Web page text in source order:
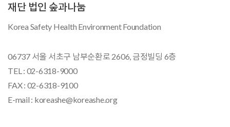
재단 법인 숲과나눔
Korea Safety Health Environment Foundation
06737 서울 서초구 남부순환로 2606, 금정빌딩 6층
TEL : 02-6318-9000
FAX : 02-6318-9100
E-mail : koreashe@koreashe.org